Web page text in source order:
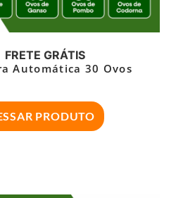
FRETE GRÁTIS
Automática 30 Ovos
PRODUTO